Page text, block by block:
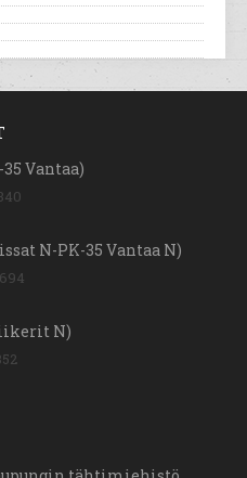
35 Vantaa)
N-PK-35 Vantaa N)
N)